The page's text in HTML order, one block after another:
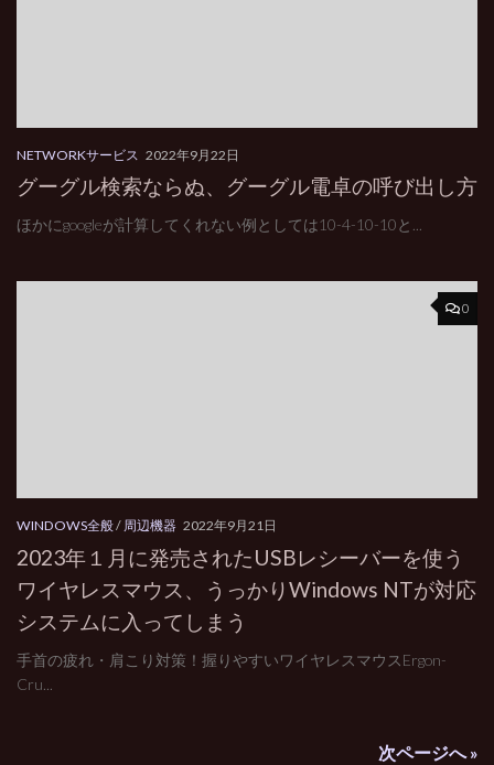
NETWORKサービス 2022年9月22日
グーグル検索ならぬ、グーグル電卓の呼び出し方
ほかにgoogleが計算してくれない例としては10-4-10-10と...
0
WINDOWS全般/ 周辺機器 2022年9月21日
2023年１月に発売されたUSBレシーバーを使う
ワイヤレスマウス、うっかりWindows NTが対応
システムに入ってしまう
手首の疲れ・肩こり対策！握りやすいワイヤレスマウスErgon-
Cru...
次ページへ »